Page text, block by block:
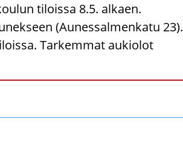
tiloissa 8.5. alkaen.
(Aunessalmenkatu 23).
Tarkemmat aukiolot